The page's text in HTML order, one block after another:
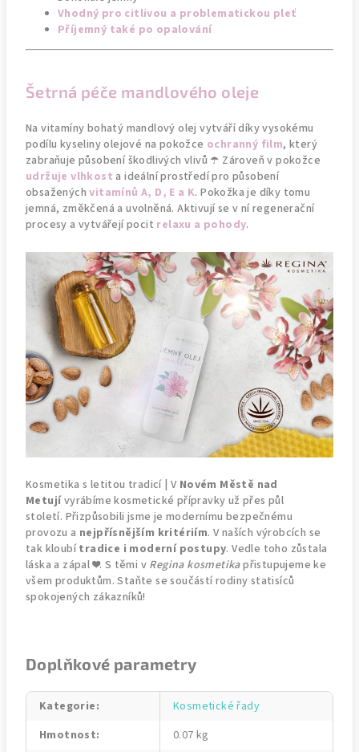
Vhodný pro citlivou a problematickou pleť
Příjemný také po opalování
Šetrná péče mandlového oleje
Na vitamíny bohatý mandlový olej vytváří díky vysokému
podílu kyseliny olejové na pokožce ochranný film, který
zabraňuje působení škodlivých vlivů ☂️ Zároveň v pokožce
udržuje vlhkost a ideální prostředí pro působení
obsaženýchvitamínů A, D, E a K. Pokožka je díky tomu
jemná, změkčená a uvolněná. Aktivují se v ní regenerační
procesy a vytvářejí pocit relaxu a pohody.
Kosmetika s letitou tradicí | V Novém Městě nad
Metujívyrábíme kosmetické přípravky už přes půl
století. Přizpůsobili jsme je modernímu bezpečnému
provozu a nejpřísnějším kritériím. V naších výrobcích se
tak kloubítradice i moderní postupy. Vedle toho zůstala
láska a zápal ❤️. S těmi v Regina kosmetikapřistupujeme ke
všem produktům. Staňte se součástí rodiny statisíců
spokojených zákazníků!
Doplňkové parametry
Kategorie:
Kosmetické řady
Hmotnost:
0.07 kg